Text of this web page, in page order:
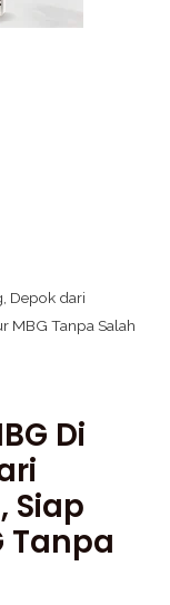
Di
Siap
Tanpa